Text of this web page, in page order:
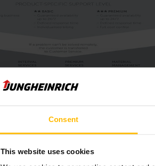
Consent
This website uses cookies